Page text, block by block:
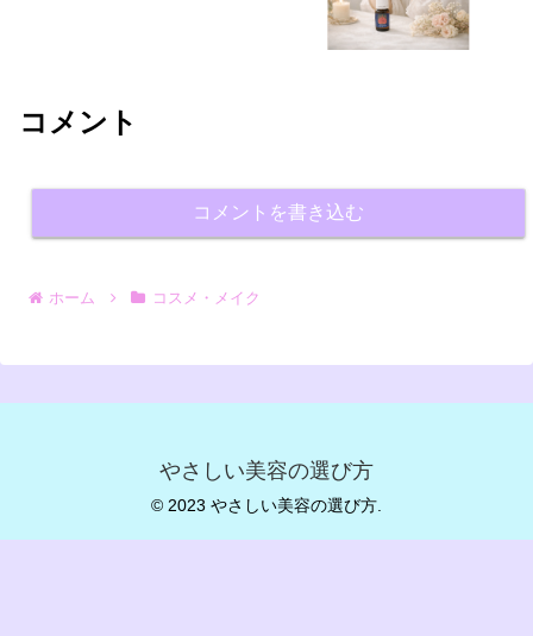
コメント
コメントを書き込む
ホーム コスメ・メイク
やさしい美容の選び方
© 2023 やさしい美容の選び方.